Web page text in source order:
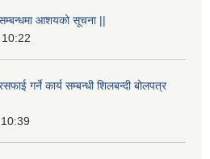
आशयको सूचना ||
गर्ने कार्य सम्बन्धी शिलबन्दी बोलपत्र